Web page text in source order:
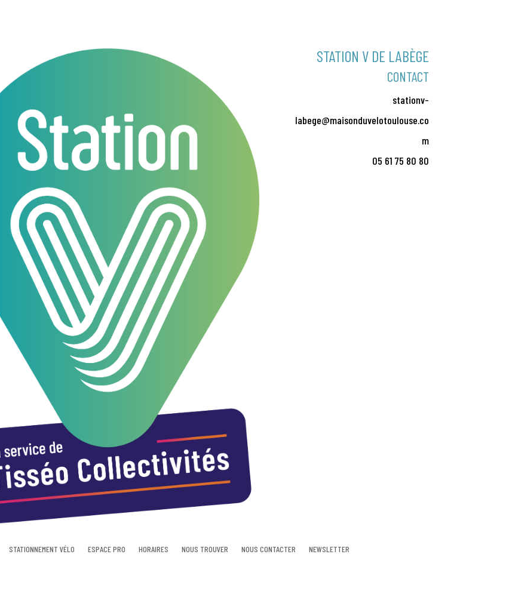
STATION V DE LABÈGE
CONTACT
stationv-
labege@maisonduvelotoulouse.co
m
05 61 75 80 80
STATIONNEMENT VÉLO ESPACE PRO HORAIRES NOUS TROUVER NOUS CONTACTER NEWSLETTER